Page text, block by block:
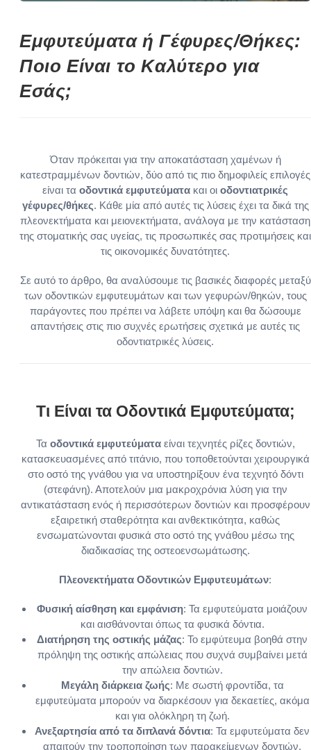
Εμφυτεύματα ή Γέφυρες/Θήκες:
Ποιο Είναι το Καλύτερο για
Εσάς;
Όταν πρόκειται για την αποκατάσταση χαμένων ή
κατεστραμμένων δοντιών, δύο από τις πιο δημοφιλείς επιλογές
είναι τα οδοντικά εμφυτεύματα και οι οδοντιατρικές
γέφυρες/θήκες. Κάθε μία από αυτές τις λύσεις έχει τα δικά της
πλεονεκτήματα και μειονεκτήματα, ανάλογα με την κατάσταση
της στοματικής σας υγείας, τις προσωπικές σας προτιμήσεις και
τις οικονομικές δυνατότητες.
Σε αυτό το άρθρο, θα αναλύσουμε τις βασικές διαφορές μεταξύ
των οδοντικών εμφυτευμάτων και των γεφυρών/θηκών, τους
παράγοντες που πρέπει να λάβετε υπόψη και θα δώσουμε
απαντήσεις στις πιο συχνές ερωτήσεις σχετικά με αυτές τις
οδοντιατρικές λύσεις.
Τι Είναι τα Οδοντικά Εμφυτεύματα;
Τα οδοντικά εμφυτεύματαείναι τεχνητές ρίζες δοντιών,
κατασκευασμένες από τιτάνιο, που τοποθετούνται χειρουργικά
στο οστό της γνάθου για να υποστηρίξουν ένα τεχνητό δόντι
(στεφάνη). Αποτελούν μια μακροχρόνια λύση για την
αντικατάσταση ενός ή περισσότερων δοντιών και προσφέρουν
εξαιρετική σταθερότητα και ανθεκτικότητα, καθώς
ενσωματώνονται φυσικά στο οστό της γνάθου μέσω της
διαδικασίας της οστεοενσωμάτωσης.
Πλεονεκτήματα Οδοντικών Εμφυτευμάτων:
Φυσική αίσθηση και εμφάνιση: Τα εμφυτεύματα μοιάζουν
και αισθάνονται όπως τα φυσικά δόντια.
Διατήρηση της οστικής μάζας: Το εμφύτευμα βοηθά στην
πρόληψη της οστικής απώλειας που συχνά συμβαίνει μετά
την απώλεια δοντιών.
Μεγάλη διάρκεια ζωής: Με σωστή φροντίδα, τα
εμφυτεύματα μπορούν να διαρκέσουν για δεκαετίες, ακόμα
και για ολόκληρη τη ζωή.
Ανεξαρτησία από τα διπλανά δόντια: Τα εμφυτεύματα δεν
απαιτούν την τροποποίηση των παρακείμενων δοντιών,